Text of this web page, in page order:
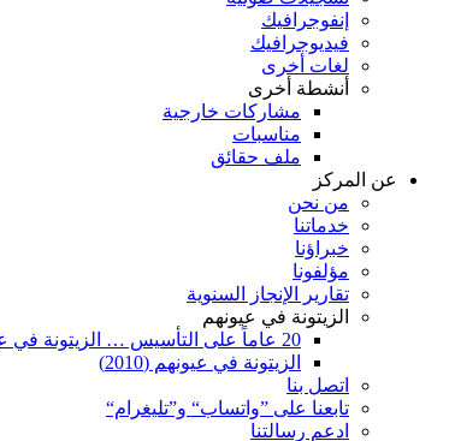
إنفوجرافيك
فيديوجرافيك
لغات أخرى
أنشطة أخرى
مشاركات خارجية
مناسبات
ملف حقائق
عن المركز
من نحن
خدماتنا
خبراؤنا
مؤلفونا
تقارير الإنجاز السنوية
الزيتونة في عيونهم
20 عاماً على التأسيس … الزيتونة في عيونهم (2024)
الزيتونة في عيونهم (2010)
اتصل بنا
تابعنا على ”واتساب“ و”تليغرام“
ادعم رسالتنا